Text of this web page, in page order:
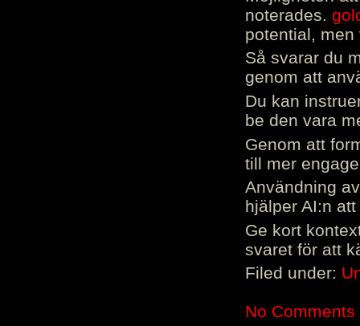
noterades.
potential, men
Så svarar du
genom att
Du kan
be den vara
Genom att
till mer
Användning
hjälper AI:n
Ge kort
svaret för att
Filed under:
No Comments